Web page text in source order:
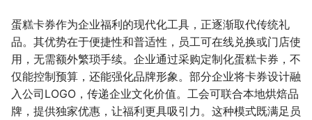
蛋糕卡券作为企业福利的现代化工具，正逐渐取代传统礼
品。其优势在于便捷性和普适性，员工可在线兑换或门店使
用，无需额外繁琐手续。企业通过采购定制化蛋糕卡券，不
仅能控制预算，还能强化品牌形象。部分企业将卡券设计融
入公司LOGO，传递企业文化价值。工会可联合本地烘焙品
牌，提供独家优惠，让福利更具吸引力。这种模式既满足员